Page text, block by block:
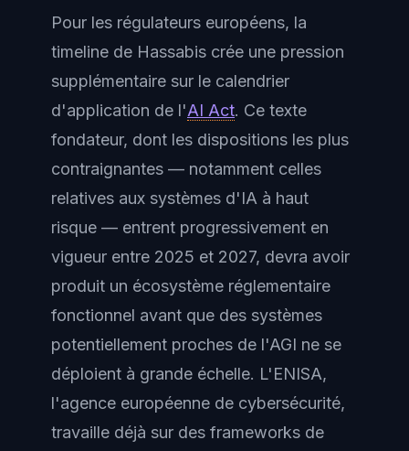
Pour les régulateurs européens, la
timeline de Hassabis crée une pression
supplémentaire sur le calendrier
d'application de l'AI Act. Ce texte
fondateur, dont les dispositions les plus
contraignantes — notamment celles
relatives aux systèmes d'IA à haut
risque — entrent progressivement en
vigueur entre 2025 et 2027, devra avoir
produit un écosystème réglementaire
fonctionnel avant que des systèmes
potentiellement proches de l'AGI ne se
déploient à grande échelle. L'ENISA,
l'agence européenne de cybersécurité,
travaille déjà sur des frameworks de